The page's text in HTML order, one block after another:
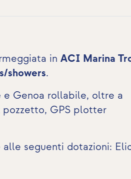
in ACI Marina
showers.
e Genoa rollabile, oltre a
pozzetto, GPS plotter
seguenti dotazioni: